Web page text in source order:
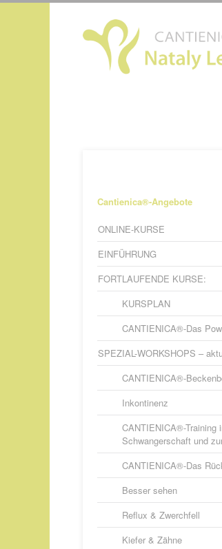
Navigation
Cantienica®-Angebote
ONLINE-KURSE
EINFÜHRUNG
FORTLAUFENDE KURSE:
KURSPLAN
CANTIENICA®-Das
SPEZIAL-WORKSHOPS –
CANTIENICA®-
Inkontinenz
CANTIENICA®-Training
Schwangerschaft und
CANTIENICA®-Das
Besser sehen
Reflux & Zwerchfell
Kiefer & Zähne